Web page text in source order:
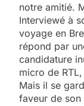
notre amitié.
Interviewé à
voyage en
répond par
candidature
micro de
Mais il se
faveur de son